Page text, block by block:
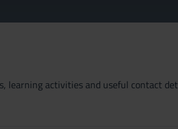
learning activities and useful contact